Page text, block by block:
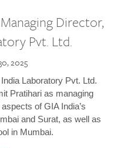
Director,
Pvt. Ltd.
2025
Laboratory Pvt. Ltd.
Pratihari as managing
of GIA India’s
and Surat, as well as
in Mumbai.